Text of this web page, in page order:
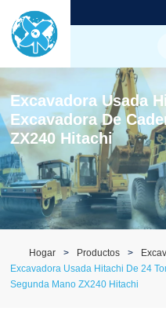
Excavadora Usada
Excavadora De
ZX240 Hitachi
Hogar Productos
Excavadora Usada Hitachi De 24
Segunda Mano ZX240 Hitachi